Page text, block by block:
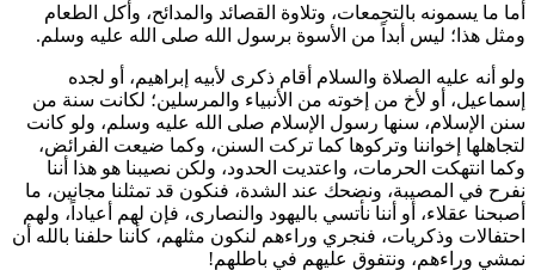
أما ما يسمونه بالتجمعات، وتلاوة القصائد والمدائح، وأكل الطعام
ومثل هذا؛ ليس أبداً من الأسوة برسول الله صلى الله عليه وسلم.
ولو أنه عليه الصلاة والسلام أقام ذكرى لأبيه إبراهيم، أو لجده
إسماعيل، أو لأخ من إخوته من الأنبياء والمرسلين؛ لكانت سنة من
سنن الإسلام، سنها رسول الإسلام صلى الله عليه وسلم، ولو كانت
لتجاهلها إخواننا وتركوها كما تركت السنن، وكما ضيعت الفرائض،
وكما انتهكت الحرمات، واعتديت الحدود، ولكن نصيبنا هو هذا أننا
نفرح في المصيبة، ونضحك عند الشدة، فنكون قد تمثلنا مجانين، ما
أصبحنا عقلاء، أو أننا نأتسي باليهود والنصارى، فإن لهم أعياداً، ولهم
احتفالات وذكريات، فنجري وراءهم لنكون مثلهم، كأننا حلفنا بالله أن
نمشي وراءهم، ونتفوق عليهم في باطلهم!